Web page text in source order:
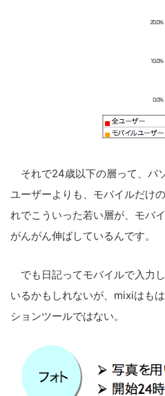
それで24歳以下の層って、パ
ユーザーよりも、モバイルだけ
れでこういった若い層が、モバ
がんがん伸ばしているんです。
でも日記ってモバイルで入力
いるかもしれないが、mixiはも
ションツールではない。